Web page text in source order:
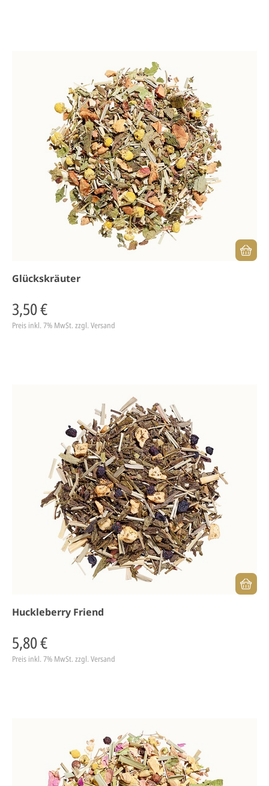
Glückskräuter
3,50 €
Preis inkl. 7% MwSt. zzgl. Versand
Huckleberry Friend
5,80 €
Preis inkl. 7% MwSt. zzgl. Versand